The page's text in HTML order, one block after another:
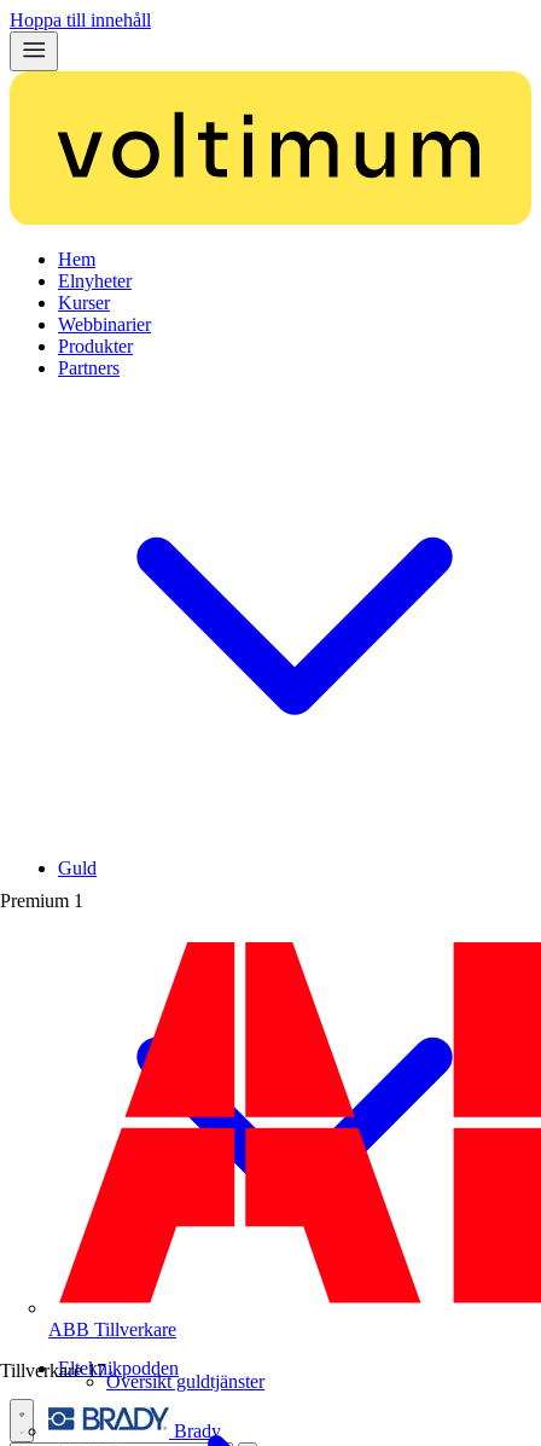
Hoppa till innehåll
Hem
Elnyheter
Kurser
Webbinarier
Produkter
Partners
Premium 1
ABB Tillverkare
Tillverkare 17
Brady
Guld
Översikt guldtjänster
Elteknikpodden